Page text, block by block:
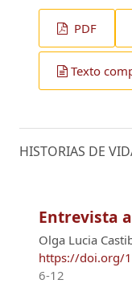
PDF
Texto
HISTORIAS DE
Entrevista
Olga Lucia
https://doi.org/
6-12